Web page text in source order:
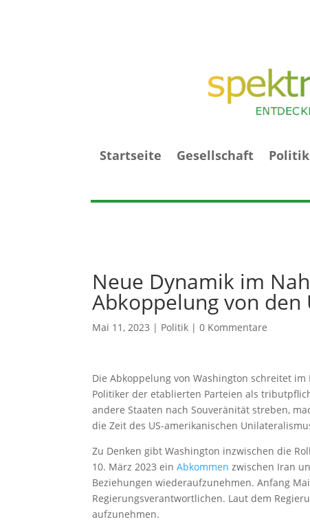
Startseite Gesellschaft Politik
Neue Dynamik im
Abkoppelung von den
Mai 11, 2023 | Politik |0 Kommentare
Die Abkoppelung von Washington schreitet
Politiker der etablierten Parteien als
andere Staaten nach Souveränität streben,
die Zeit des US-amerikanischen
Zu Denken gibt Washington inzwischen die
10. März 2023 einAbkommen zwischen Iran
Beziehungen wiederaufzunehmen. Anfang
Regierungsverantwortlichen. Laut dem
aufzunehmen.